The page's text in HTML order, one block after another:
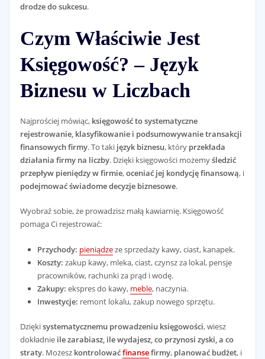
drodze do sukcesu.
Czym Właściwie Jest
Księgowość? – Język
Biznesu w Liczbach
Najprościej mówiąc, księgowość to systematyczne
rejestrowanie, klasyfikowanie i podsumowywanie transakcji
finansowych firmy. To taki język biznesu, który przekłada
działania firmy na liczby. Dzięki księgowości możemyśledzić
przepływ pieniędzy w firmie,oceniać jej kondycję finansową, i
podejmować świadome decyzje biznesowe.
Wyobraź sobie, że prowadzisz małą kawiarnię. Księgowość
pomaga Ci rejestrować:
Przychody: pieniądzeze sprzedaży kawy, ciast, kanapek.
Koszty: zakup kawy, mleka, ciast, czynsz za lokal, pensje
pracowników, rachunki za prąd i wodę.
Zakupy: ekspres do kawy, meble, naczynia.
Inwestycje: remont lokalu, zakup nowego sprzętu.
Dziękisystematycznemu prowadzeniu księgowości, wiesz
dokładnie ile zarabiasz, ile wydajesz, co przynosi zyski, a co
straty. Możesz kontrolowaćfinansefirmy, planować budżet, i